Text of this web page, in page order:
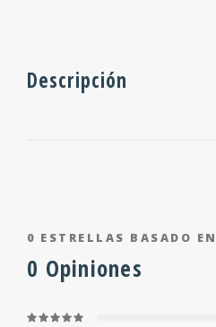
Descripción
0 ESTRELLAS BASADO EN
0 Opiniones